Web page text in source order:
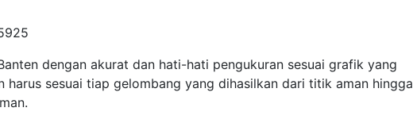
dengan akurat dan hati-hati pengukuran sesuai grafik yang
harus sesuai tiap gelombang yang dihasilkan dari titik aman hingga